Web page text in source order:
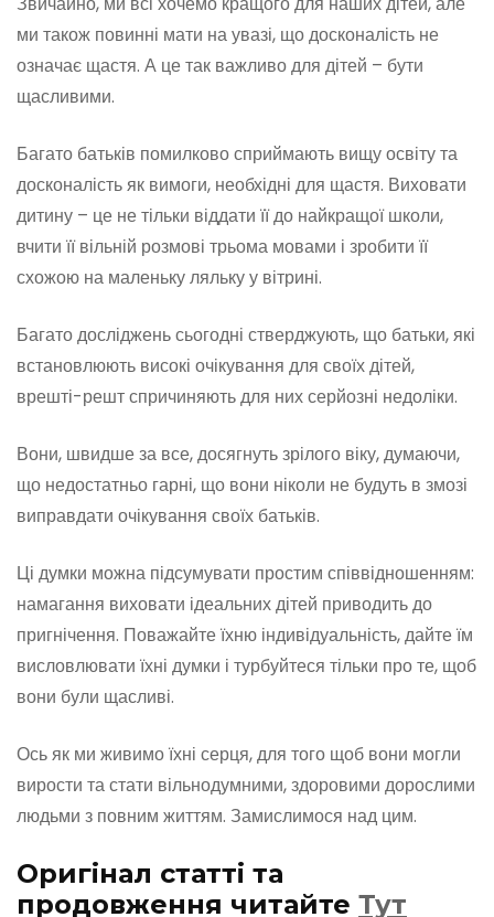
ми також повинні мати на увазі, що досконалість не
означає щастя. А це так важливо для дітей – бути
щасливими.
Багато батьків помилково сприймають вищу освіту та
досконалість як вимоги, необхідні для щастя. Виховати
дитину – це не тільки віддати її до найкращої школи,
вчити її вільній розмові трьома мовами і зробити її
схожою на маленьку ляльку у вітрині.
Багато досліджень сьогодні стверджують, що батьки, які
встановлюють високі очікування для своїх дітей,
врешті-решт спричиняють для них серйозні недоліки.
Вони, швидше за все, досягнуть зрілого віку, думаючи,
що недостатньо гарні, що вони ніколи не будуть в змозі
виправдати очікування своїх батьків.
Ці думки можна підсумувати простим співвідношенням:
намагання виховати ідеальних дітей приводить до
пригнічення. Поважайте їхню індивідуальність, дайте їм
висловлювати їхні думки і турбуйтеся тільки про те, щоб
вони були щасливі.
Ось як ми живимо їхні серця, для того щоб вони могли
вирости та стати вільнодумними, здоровими дорослими
людьми з повним життям. Замислимося над цим.
Оригінал статті та
продовження читайте Тут